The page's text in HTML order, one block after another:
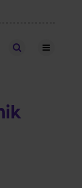
Stellen finden